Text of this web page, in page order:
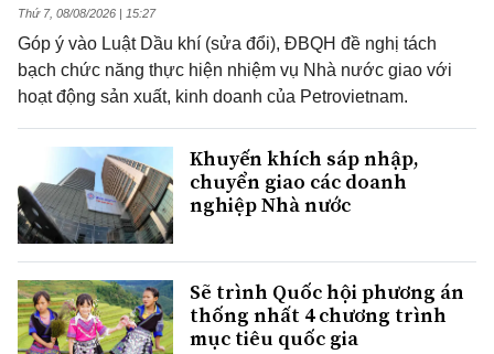
Thứ 7, 08/08/2026 | 15:27
Góp ý vào Luật Dầu khí (sửa đổi), ĐBQH đề nghị tách
bạch chức năng thực hiện nhiệm vụ Nhà nước giao với
hoạt động sản xuất, kinh doanh của Petrovietnam.
Khuyến khích sáp nhập,
chuyển giao các doanh
nghiệp Nhà nước
Sẽ trình Quốc hội phương án
thống nhất 4 chương trình
mục tiêu quốc gia